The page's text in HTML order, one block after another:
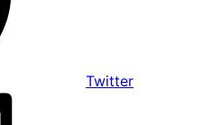
Twitter